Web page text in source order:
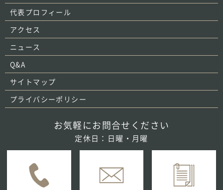
代表プロフィール
アクセス
ニュース
Q&A
サイトマップ
プライバシーポリシー
お気軽にお問合せください
定休日：日曜・月曜